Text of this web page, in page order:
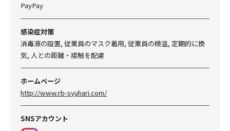
PayPay
感染症対策
消毒液の設置, 従業員のマスク着用, 従業員の検温, 定期的に換
気, 人との距離・接触を配慮
ホームページ
http://www.rb-syuhari.com/
SNSアカウント